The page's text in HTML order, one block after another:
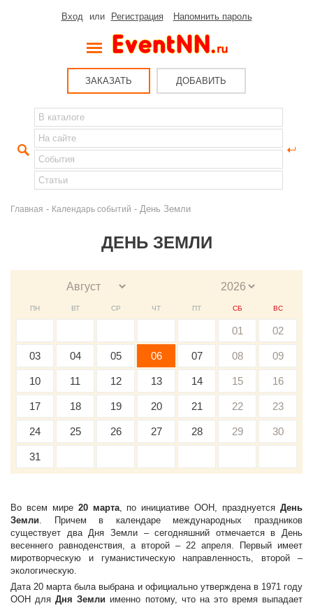
Вход или Регистрация Напомнить пароль
ЗАКАЗАТЬ ДОБАВИТЬ
Главная - Календарь событий - День Земли
ДЕНЬ ЗЕМЛИ
ПН ВТ СР ЧТ ПТ СБ ВС
01 02
03 04 05 06 07 08 09
10 11 12 13 14 15 16
17 18 19 20 21 22 23
24 25 26 27 28 29 30
31
Во всем мире 20 марта, по инициативе ООН, празднуетсяДень
Земли. Причем в календаре международных праздников
существует два Дня Земли – сегодняшний отмечается в День
весеннего равноденствия, а второй – 22 апреля. Первый имеет
миротворческую и гуманистическую направленность, второй –
экологическую.
Дата 20 марта была выбрана и официально утверждена в 1971 году
ООН для Дня Земли именно потому, что на это время выпадает